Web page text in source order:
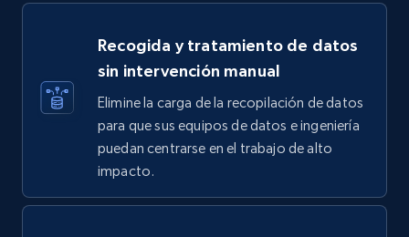
Recogida y tratamiento de datos
sin intervención manual
Elimine la carga de la recopilación de datos
para que sus equipos de datos e ingeniería
puedan centrarse en el trabajo de alto
impacto.